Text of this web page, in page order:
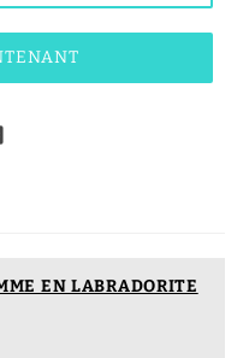
EN LABRADORITE